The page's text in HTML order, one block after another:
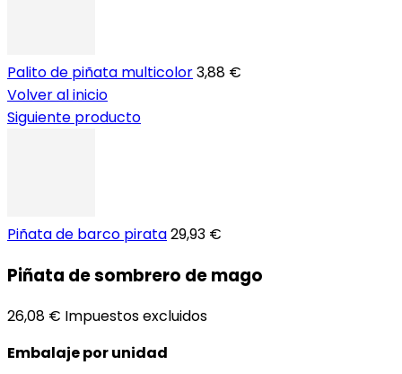
Palito de piñata multicolor3,88 €
Volver al inicio
Siguiente producto
Piñata de barco pirata29,93 €
Piñata de sombrero de mago
26,08 € Impuestos excluidos
Embalaje por unidad